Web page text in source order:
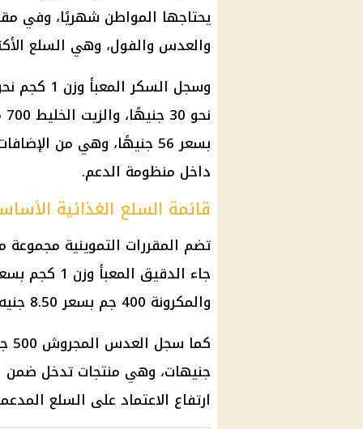
يحتاجها المواطن شهريًا، وفي
والعدس والفول، وهي السلع
بسعر 56 جنيهًا، وهي من
داخل منظومة الدعم.
قائمة السلع الغذائية
تضم المقررات التموينية مجموعة
والمكرونة 400 جم بسعر 8.50 جنيه.
جنيهات، وهي منتجات تدخل ضمن
ارتفاع الاعتماد على السلع